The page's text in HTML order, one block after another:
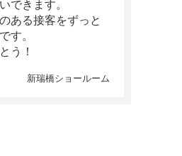
できます。
ある接客をずっと
す。
う！
新瑞橋ショールーム